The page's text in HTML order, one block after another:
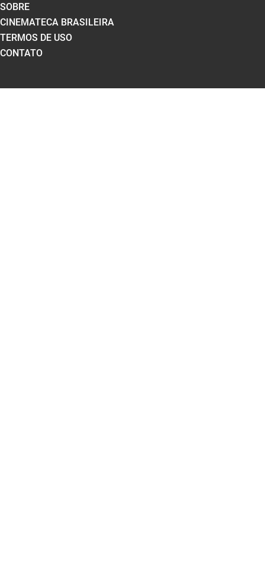
SOBRE
CINEMATECA BRASILEIRA
TERMOS DE USO
CONTATO